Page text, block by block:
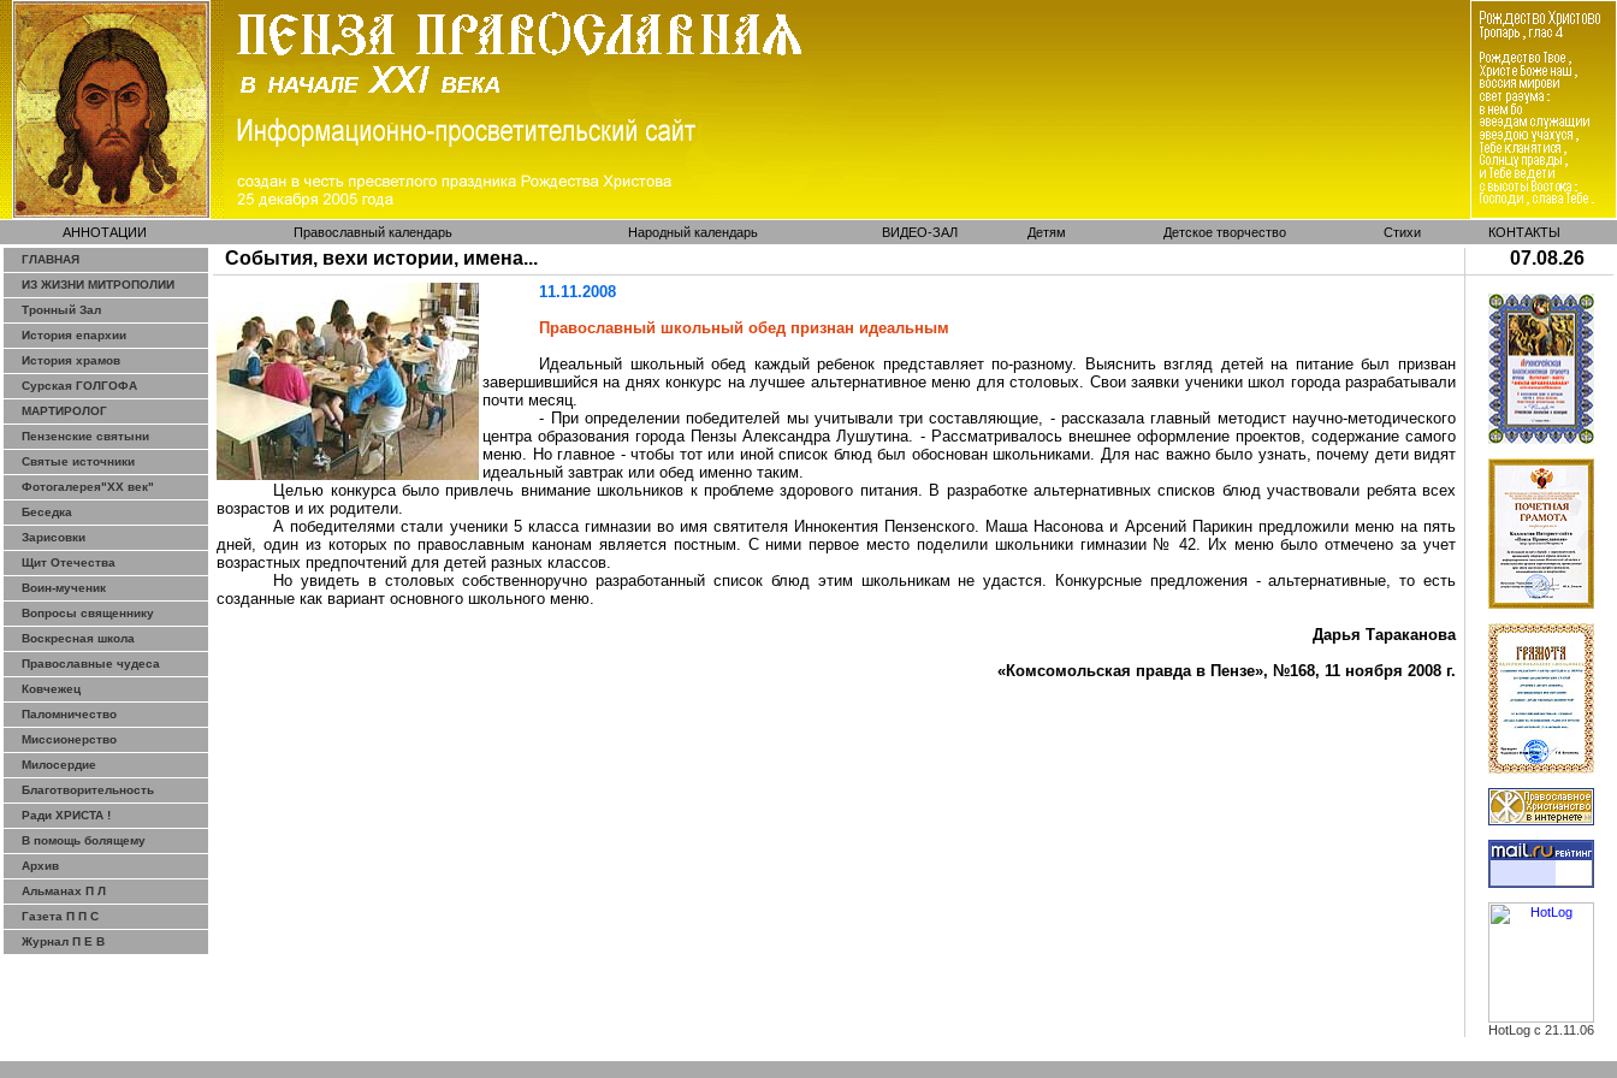
АННОТАЦИИ Православный календарь Народный календарь ВИДЕО-ЗАЛ Детям Детское творчество Стихи КОНТАКТЫ
ГЛАВНАЯ
ИЗ ЖИЗНИ МИТРОПОЛИИ
Тронный Зал
История епархии
История храмов
Сурская ГОЛГОФА
МАРТИРОЛОГ
Пензенские святыни
Святые источники
Фотогалерея"ХХ век"
Беседка
Зарисовки
Щит Отечества
Воин-мученик
Вопросы священнику
Воскресная школа
Православные чудеса
Ковчежец
Паломничество
Миссионерство
Милосердие
Благотворительность
Ради ХРИСТА !
В помощь болящему
Архив
Альманах П Л
Газета П П С
Журнал П Е В
События, вехи истории, имена... 07.08.26
11.11.2008
Православный школьный обед признан идеальным
Идеальный школьный обед каждый ребенок представляет по-разному. Выяснить взгляд детей на питание был призван
завершившийся на днях конкурс на лучшее альтернативное меню для столовых. Свои заявки ученики школ города разрабатывали
почти месяц.
- При определении победителей мы учитывали три составляющие, - рассказала главный методист научно-методического
центра образования города Пензы АлександраЛушутина. - Рассматривалось внешнее оформление проектов, содержание самого
меню. Но главное - чтобы тот или иной список блюд был обоснован школьниками. Для нас важно было узнать, почему дети видят
идеальный завтрак или обед именно таким.
Целью конкурса было привлечь внимание школьников к проблеме здорового питания. В разработке альтернативных списков блюд участвовали ребята всех
возрастов и их родители.
А победителями стали ученики 5 класса гимназии во имя святителя Иннокентия Пензенского. Маша Насонова и Арсений Парикинпредложили меню на пять
дней, один из которых по православным канонам является постным. С ними первое место поделили школьники гимназии № 42. Их меню было отмечено за учет
возрастных предпочтений для детей разных классов.
Но увидеть в столовых собственноручно разработанный список блюд этим школьникам не удастся. Конкурсные предложения - альтернативные, то есть
созданные как вариант основного школьного меню.
Дарья Тараканова
«Комсомольская правда в Пензе», №168, 11 ноября 2008 г.
HotLog с 21.11.06